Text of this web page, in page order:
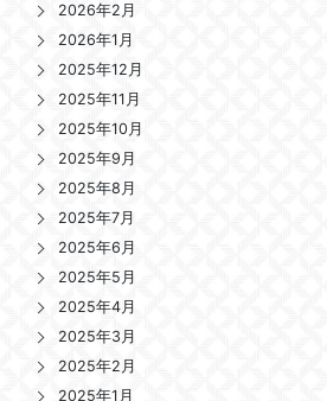
2026年2月
2026年1月
2025年12月
2025年11月
2025年10月
2025年9月
2025年8月
2025年7月
2025年6月
2025年5月
2025年4月
2025年3月
2025年2月
2025年1月